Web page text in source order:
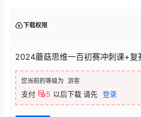
下载权限
2024蘑菇思维一百初赛冲刺课+复
您当前的等级为 游客
支付 5 以后下载 请先 登录